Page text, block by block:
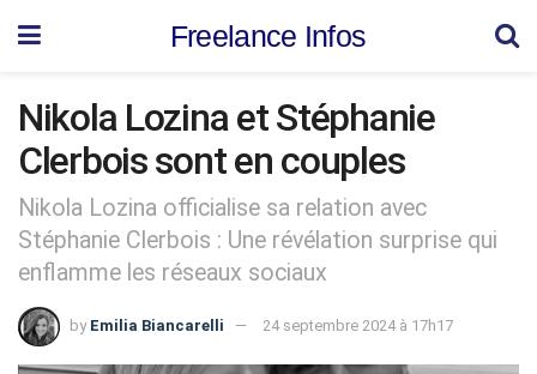
Freelance Infos
Nikola Lozina et Stéphanie
Clerbois sont en couples
Nikola Lozina officialise sa relation avec
Stéphanie Clerbois : Une révélation surprise qui
enflamme les réseaux sociaux
by Emilia Biancarelli 24 septembre 2024 à 17h17